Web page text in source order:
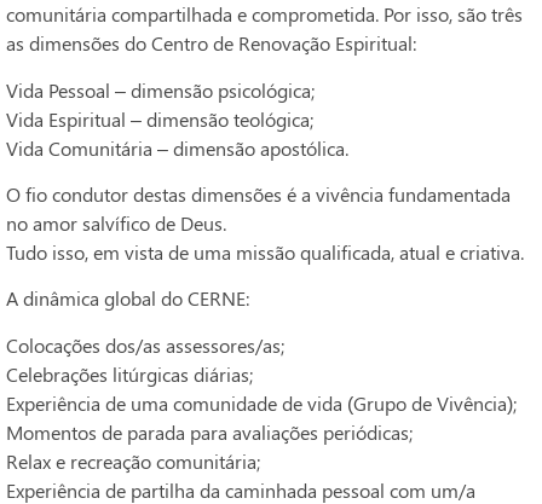
comunitária compartilhada e comprometida. Por isso, são três
as dimensões do Centro de Renovação Espiritual:
Vida Pessoal – dimensão psicológica;
Vida Espiritual – dimensão teológica;
Vida Comunitária – dimensão apostólica.
O fio condutor destas dimensões é a vivência fundamentada
no amor salvífico de Deus.
Tudo isso, em vista de uma missão qualificada, atual e criativa.
A dinâmica global do CERNE:
Colocações dos/as assessores/as;
Celebrações litúrgicas diárias;
Experiência de uma comunidade de vida (Grupo de Vivência);
Momentos de parada para avaliações periódicas;
Relax e recreação comunitária;
Experiência de partilha da caminhada pessoal com um/a